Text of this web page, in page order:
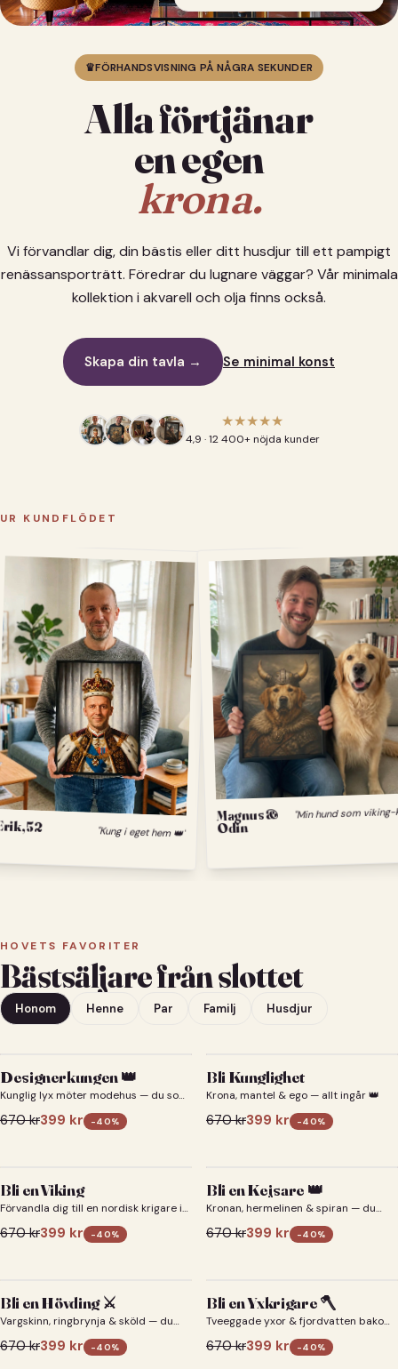
♛FÖRHANDSVISNING PÅ NÅGRA SEKUNDER
Alla förtjänar
en egen
krona.
Vi förvandlar dig, din bästis eller ditt husdjur till ett pampigt
renässansporträtt. Föredrar du lugnare väggar? Vår minimala
kollektion i akvarell och olja finns också.
Skapa din tavla → Se minimal konst
★★★★★
4,9 · 12 400+ nöjda kunder
UR KUNDFLÖDET
52 "Kung i eget hem 👑"
Magnus &
Odin
HOVETS FAVORITER
Bästsäljare från slottet
Honom Henne Par Familj Husdjur
Designerkungen 👑
Kunglig lyx möter modehus — du som
670kr399 kr -40%
Bli Kunglighet
Krona, mantel & ego — allt ingår 👑
670kr399 kr -40%
Bli en Viking
Förvandla dig till en nordisk krigare i
ett episkt vikingaporträtt.
670kr399 kr -40%
Bli en Kejsare 👑
Kronan, hermelinen & spiran — du
670kr399 kr -40%
Bli en Hövding ⚔️
Vargskinn, ringbrynja & sköld — du
som nordisk krigsherre ⚔️
670kr399 kr -40%
Bli en Yxkrigare 🪓
Tveeggade yxor & fjordvatten bakom
670kr399 kr -40%